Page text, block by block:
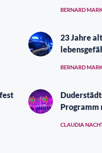
BERNARD
23 Jahre
BERNARD
Programm
CLAUDIA